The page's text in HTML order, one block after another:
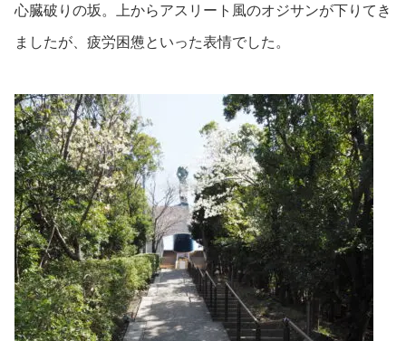
心臓破りの坂。上からアスリート風のオジサンが下りてき
ましたが、疲労困憊といった表情でした。